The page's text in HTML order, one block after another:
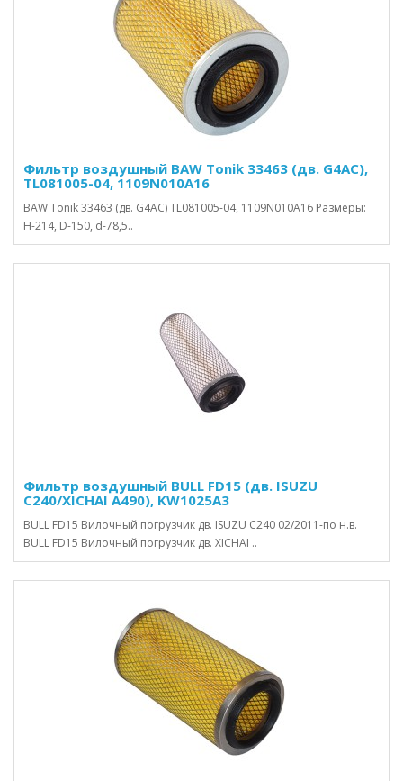
Фильтр воздушный BAW Tonik 33463 (дв. G4AC),
TL081005-04, 1109N010A16
BAW Tonik 33463 (дв. G4AC) TL081005-04, 1109N010A16 Размеры:
H-214, D-150, d-78,5..
Фильтр воздушный BULL FD15 (дв. ISUZU
С240/XICHAI A490), KW1025A3
BULL FD15 Вилочный погрузчик дв. ISUZU С240 02/2011-по н.в.
BULL FD15 Вилочный погрузчик дв. XICHAI ..